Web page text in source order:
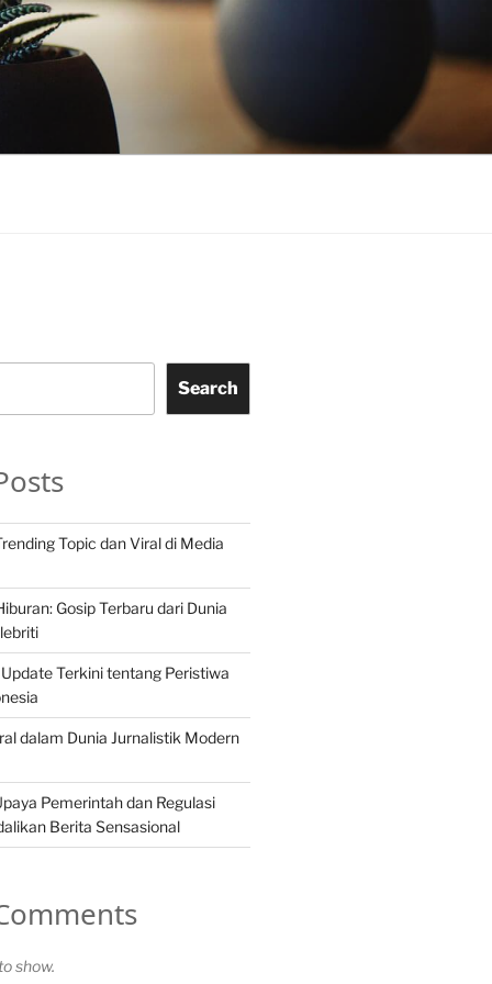
Search
Topic dan Viral di Media
Gosip Terbaru dari Dunia
Terkini tentang Peristiwa
dalam Dunia Jurnalistik Modern
Pemerintah dan Regulasi
Berita Sensasional
show.